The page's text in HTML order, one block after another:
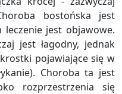
bostońska jest
jest objawowe.
jest łagodny, jednak
pojawiające się w
Choroba ta jest
rozprzestrzenia się